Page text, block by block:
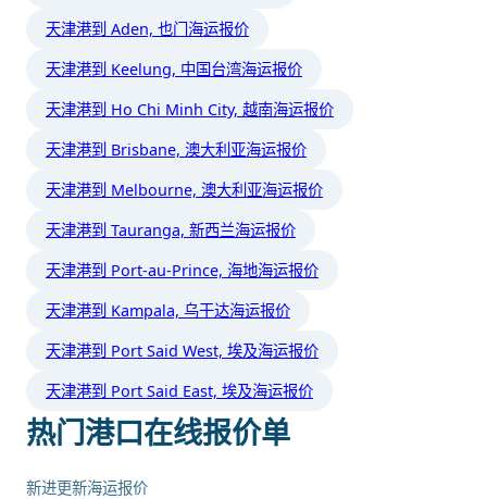
天津港到 Aden, 也门海运报价
天津港到 Keelung, 中国台湾海运报价
天津港到 Ho Chi Minh City, 越南海运报价
天津港到 Brisbane, 澳大利亚海运报价
天津港到 Melbourne, 澳大利亚海运报价
天津港到 Tauranga, 新西兰海运报价
天津港到 Port-au-Prince, 海地海运报价
天津港到 Kampala, 乌干达海运报价
天津港到 Port Said West, 埃及海运报价
天津港到 Port Said East, 埃及海运报价
热门港口在线报价单
新进更新海运报价